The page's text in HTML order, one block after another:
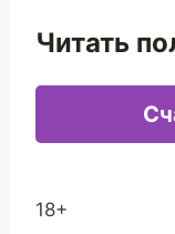
Читать
18+